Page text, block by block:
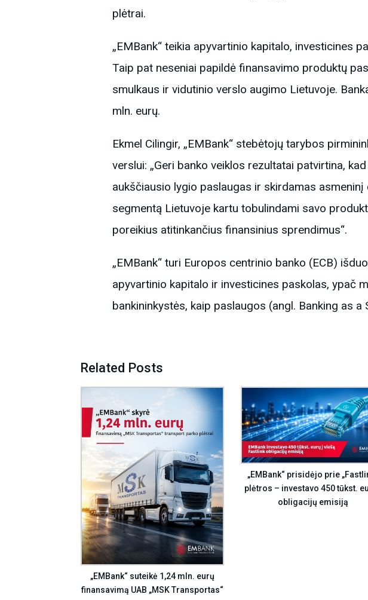
plėtrai.
„EMBank“ teikia apyvartinio kapitalo, investicines
Taip pat neseniai papildė finansavimo produktų
smulkaus ir vidutinio verslo augimo Lietuvoje.
mln. eurų.
Ekmel Cilingir, „EMBank“ stebėtojų tarybos
verslui: „Geri banko veiklos rezultatai patvirtina,
aukščiausio lygio paslaugas ir skirdamas
segmentą Lietuvoje kartu tobulindami savo
poreikius atitinkančius finansinius sprendimus“.
„EMBank“ turi Europos centrinio banko (ECB)
apyvartinio kapitalo ir investicines paskolas, ypač
bankininkystės, kaip paslaugos (angl. Banking as a
Related Posts
„EMBank“ suteikė 1,24 mln. eurų
finansavimą UAB „MSK Transportas“
„EMBank“ prisidėjo prie
plėtros – investavo 450 tūkst.
obligacijų emisiją